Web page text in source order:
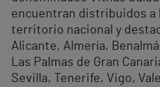
encuentran distribuidos a
territorio nacional y
Alicante, Almería,
Las Palmas de Gran
Sevilla, Tenerife, Vigo,